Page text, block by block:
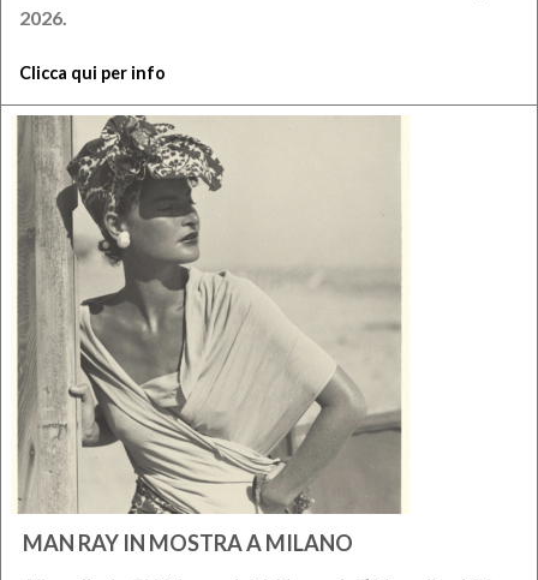
2026.
Clicca qui per info
MAN RAY IN MOSTRA A MILANO